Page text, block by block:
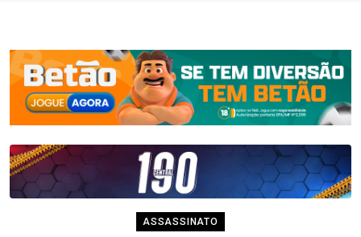
ASSASSINATO